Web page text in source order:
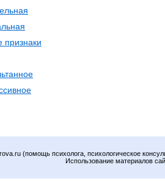
признаки
(помощь психолога, психологическое
Использование материалов